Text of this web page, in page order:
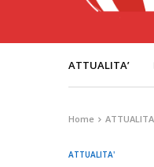
ATTUALITA’
Home
ATTUALITA'